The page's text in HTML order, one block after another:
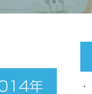
年